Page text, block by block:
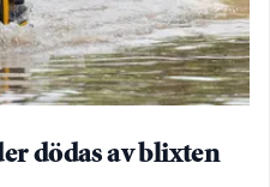
dödas av blixten